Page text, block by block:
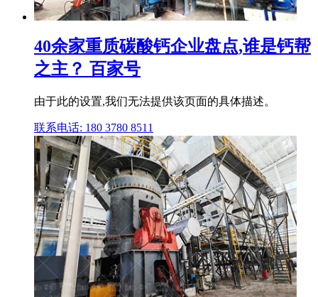
40余家重质碳酸钙企业盘点,谁是钙帮
之主？ 百家号
由于此的设置,我们无法提供该页面的具体描述。
联系电话: 180 3780 8511